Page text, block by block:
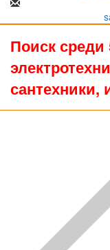
Поиск среди
сантехники,